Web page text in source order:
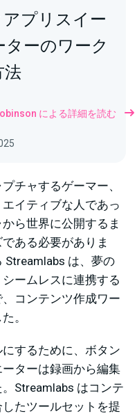
プリスイー
ーのワーク
法
による詳細を読む
チャするゲーマー、
イティブな人であっ
ら世界に公開するま
ある必要がありま
Streamlabs は、夢の
ームレスに連携する
コンテンツ作成ワー
。
するために、ボタン
ターは録画から編集
Streamlabs はコンテ
たツールセットを提